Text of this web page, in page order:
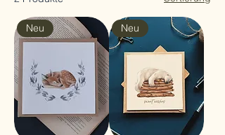
Neu Neu